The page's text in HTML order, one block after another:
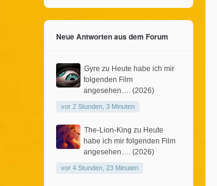
Neue Antworten aus dem Forum
Gyre zu Heute habe ich mir
folgenden Film
angesehen…. (2026)
vor 2 Stunden, 3 Minuten
The-Lion-King zu Heute
habe ich mir folgenden Film
angesehen…. (2026)
vor 4 Stunden, 23 Minuten